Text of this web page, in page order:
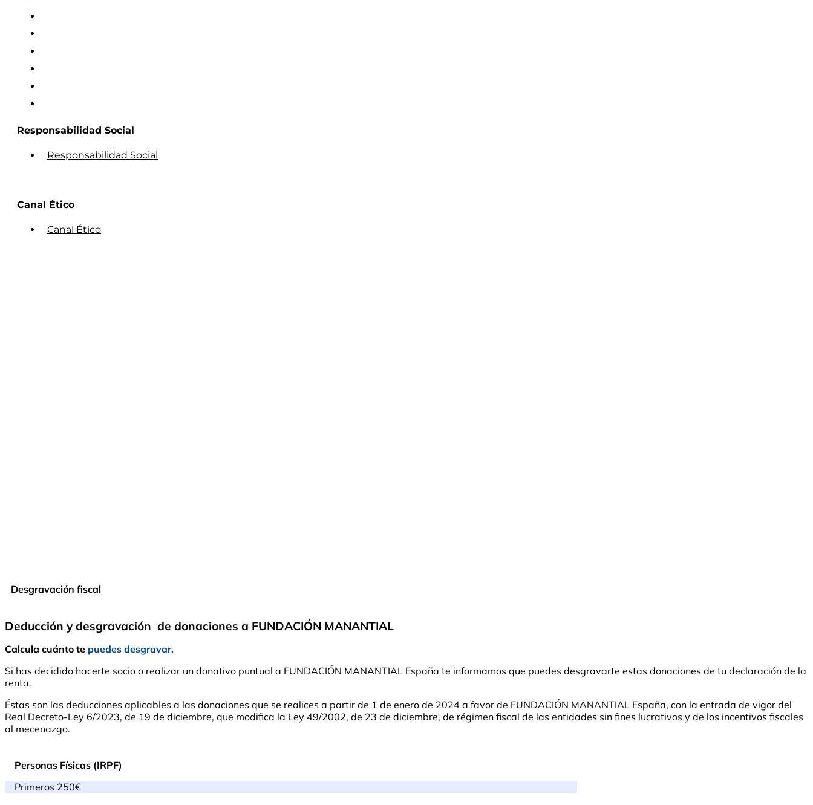
Responsabilidad Social
Responsabilidad Social
Canal Ético
Canal Ético
Desgravación fiscal
Deducción y desgravación de donaciones a FUNDACIÓN MANANTIAL
Calcula cuánto te puedes desgravar.
Si has decidido hacerte socio o realizar un donativo puntual a FUNDACIÓN MANANTIAL España te informamos que puedes desgravarte estas donaciones de tu declaración de la
renta.
Éstas son las deducciones aplicables a las donaciones que se realices a partir de 1 de enero de 2024 a favor de FUNDACIÓN MANANTIAL España, con la entrada de vigor del
Real Decreto-Ley 6/2023, de 19 de diciembre, que modifica la Ley 49/2002, de 23 de diciembre, de régimen fiscal de las entidades sin fines lucrativos y de los incentivos fiscales
al mecenazgo.
Personas Físicas (IRPF)
Primeros 250€